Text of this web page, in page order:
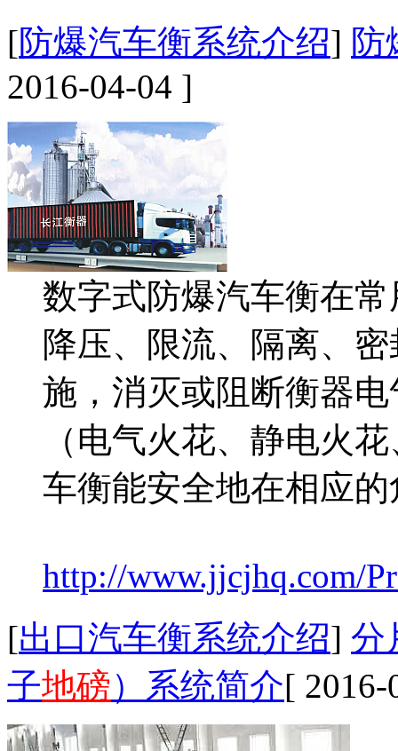
[防爆汽车衡系统介绍] 防
2016-04-04 ]
数字式防爆汽车衡在
降压、限流、隔离、
施，消灭或阻断衡器
（电气火花、静电火
车衡能安全地在相应
http://www.jjcjhq.com/
[出口汽车衡系统介绍] 分
子地磅）系统简介[ 2016-